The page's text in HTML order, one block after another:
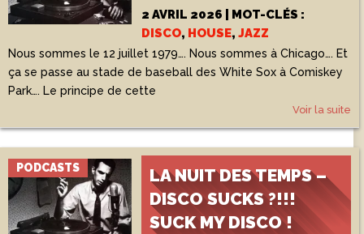
2 AVRIL 2026 | MOT-CLÉS :
DISCO, HOUSE,JAZZ
Nous sommes le 12 juillet 1979…. Nous sommes à Chicago…. Et
ça se passe au stade de baseball des White Sox à Comiskey
Park…. Le principe de cette
Voir la suite
PODCASTS
LA NUIT DES TEMPS –
DISCO SUCKS ?!!!
SUCK MY DISCO !